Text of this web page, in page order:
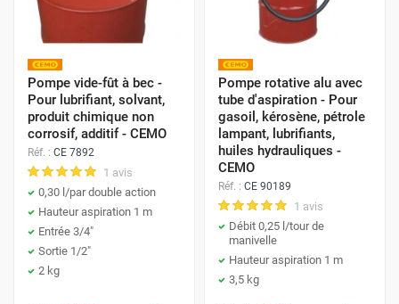
Pompe vide-fût à bec -
Pour lubrifiant, solvant,
produit chimique non
corrosif, additif - CEMO
Réf. : CE 7892
1 avis
0,30 l/par double action
Hauteur aspiration 1 m
Entrée 3/4"
Sortie 1/2"
2 kg
Pompe rotative alu avec
tube d'aspiration - Pour
gasoil, kérosène, pétrole
lampant, lubrifiants,
huiles hydrauliques -
CEMO
Réf. : CE 90189
1 avis
Débit 0,25 l/tour de
manivelle
Hauteur aspiration 1 m
3,5 kg